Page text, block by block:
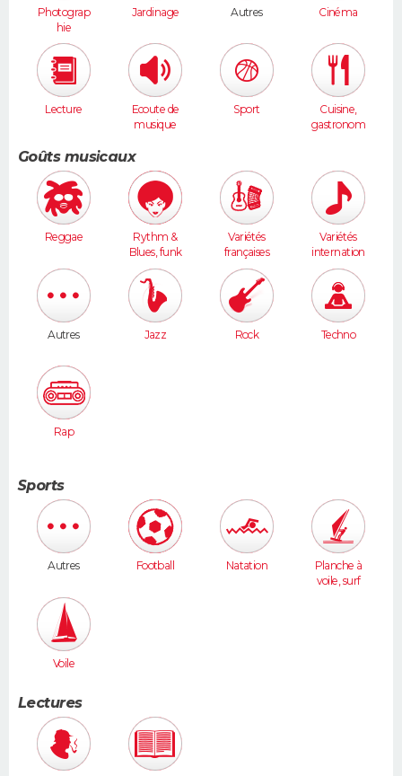
Photograp
hie
Jardinage Autres Cinéma
Lecture
Ecoute de
musique
Sport
Cuisine,
gastronom
Goûts musicaux
Reggae
Rythm &
Blues, funk
Variétés
françaises
Variétés
internation
ales
Autres Jazz Rock Techno
Rap
Sports
Autres Football Natation
Planche à
voile, surf
Voile
Lectures